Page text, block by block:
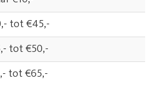
tot €45,-
tot €50,-
tot €65,-